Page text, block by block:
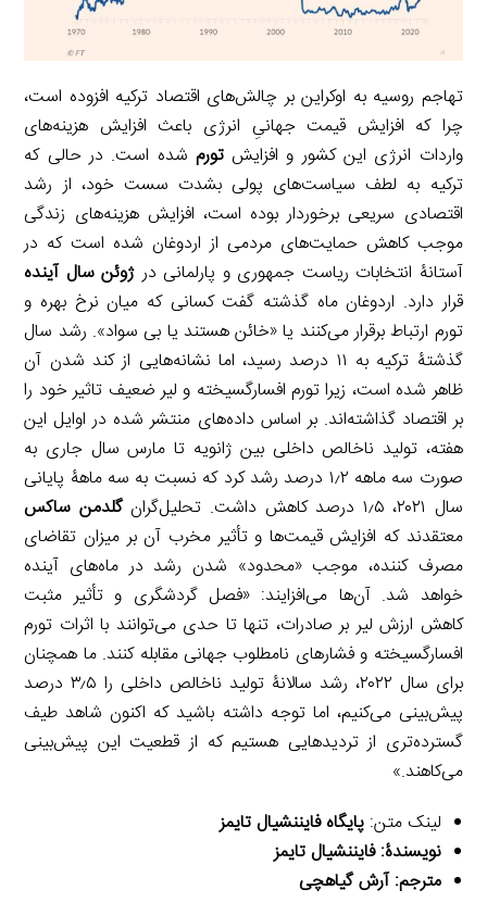
تهاجم روسیه به اوکراین بر چالش‌های اقتصاد ترکیه افزوده است،
چرا که افزایش قیمت جهانیِ انرژی باعث افزایش هزینه‌های
واردات انرژی این کشور و افزایشتورم شده است. در حالی که
ترکیه به لطف سیاست‌های پولی بشدت سست خود، از رشد
اقتصادی سریعی برخوردار بوده است، افزایش هزینه‌های زندگی
موجب کاهش حمایت‌های مردمی از اردوغان شده است که در
آستانۀ انتخابات ریاست جمهوری و پارلمانی در ژوئن سال آینده
قرار دارد. اردوغان ماه گذشته گفت کسانی که میان نرخ بهره و
تورم ارتباط برقرار می‌کنند یا «خائن هستند یا بی سواد». رشد سال
گذشتۀ ترکیه به ۱۱ درصد رسید، اما نشانه‌هایی از کند شدن آن
ظاهر شده است، زیرا تورم افسارگسیخته و لیر ضعیف تاثیر خود را
بر اقتصاد گذاشته‌اند. بر اساس داده‌های منتشر شده در اوایل این
هفته، تولید ناخالص داخلی بین ژانویه تا مارس سال جاری به
صورت سه ماهه ۱٫۲ درصد رشد کرد که نسبت به سه ماهۀ پایانی
سال ۲۰۲۱، ۱٫۵ درصد کاهش داشت. تحلیل‌گران
گلدمن ساکس
معتقدند که افزایش قیمت‌ها و تأثیر مخرب آن بر میزان تقاضای
مصرف کننده، موجب «محدود» شدن رشد در ماه‌های آینده
خواهد شد. آن‌ها می‌افزایند: «فصل گردشگری و تأثیر مثبت
کاهش ارزش لیر بر صادرات، تنها تا حدی می‌توانند با اثرات تورم
افسارگسیخته و فشارهای نامطلوب جهانی مقابله کنند. ما همچنان
برای سال ۲۰۲۲، رشد سالانۀ تولید ناخالص داخلی را ۳٫۵ درصد
پیش‌بینی می‌کنیم، اما توجه داشته باشید که اکنون شاهد طیف
گسترده‌تری از تردیدهایی هستیم که از قطعیت این پیش‌بینی
می‌کاهند.»
لینک متن:پایگاه فایننشیال تایمز
نویسندۀ: فایننشیال تایمز
مترجم: آرش گیاهچی